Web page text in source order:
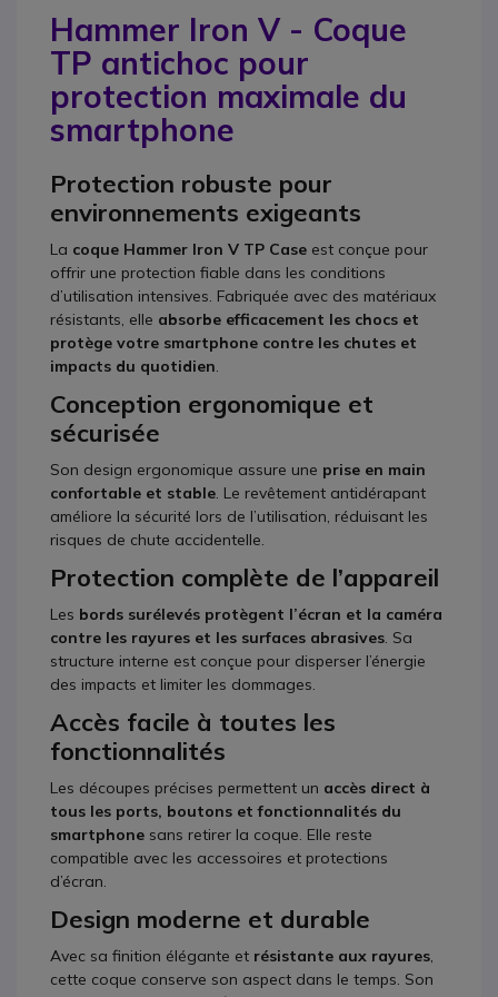
Hammer Iron V - Coque
TP antichoc pour
protection maximale du
smartphone
Protection robuste pour
environnements exigeants
La coque Hammer Iron V TP Case est conçue pour
offrir une protection fiable dans les conditions
d’utilisation intensives. Fabriquée avec des matériaux
résistants, elle absorbe efficacement les chocs et
protège votre smartphone contre les chutes et
impacts du quotidien.
Conception ergonomique et
sécurisée
Son design ergonomique assure une prise en main
confortable et stable. Le revêtement antidérapant
améliore la sécurité lors de l’utilisation, réduisant les
risques de chute accidentelle.
Protection complète de l’appareil
Les bords surélevés protègent l’écran et la caméra
contre les rayures et les surfaces abrasives. Sa
structure interne est conçue pour disperser l’énergie
des impacts et limiter les dommages.
Accès facile à toutes les
fonctionnalités
Les découpes précises permettent un accès direct à
tous les ports, boutons et fonctionnalités du
smartphone sans retirer la coque. Elle reste
compatible avec les accessoires et protections
d’écran.
Design moderne et durable
Avec sa finition élégante et résistante aux rayures,
cette coque conserve son aspect dans le temps. Son